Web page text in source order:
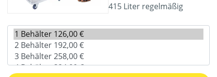
415 Liter regelmäßig